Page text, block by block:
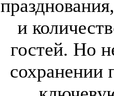
и
гостей. Но
сохранении